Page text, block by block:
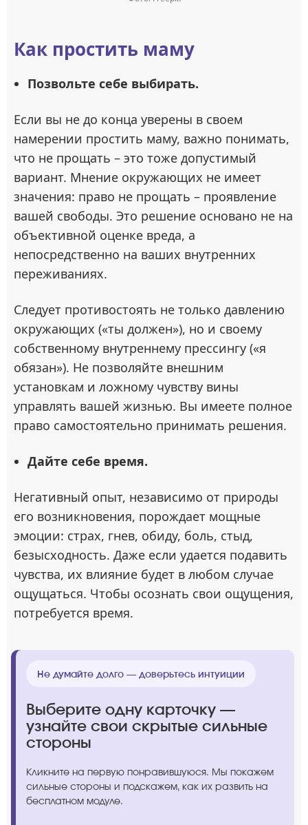
Как простить маму
Позвольте себе выбирать.
Если вы не до конца уверены в своем
намерении простить маму, важно понимать,
что не прощать – это тоже допустимый
вариант. Мнение окружающих не имеет
значения: право не прощать – проявление
вашей свободы. Это решение основано не на
объективной оценке вреда, а
непосредственно на ваших внутренних
переживаниях.
Следует противостоять не только давлению
окружающих («ты должен»), но и своему
собственному внутреннему прессингу («я
обязан»). Не позволяйте внешним
установкам и ложному чувству вины
управлять вашей жизнью. Вы имеете полное
право самостоятельно принимать решения.
Дайте себе время.
Негативный опыт, независимо от природы
его возникновения, порождает мощные
эмоции: страх, гнев, обиду, боль, стыд,
безысходность. Даже если удается подавить
чувства, их влияние будет в любом случае
ощущаться. Чтобы осознать свои ощущения,
потребуется время.
Не думайте долго — доверьтесь интуиции
Выберите одну карточку —
узнайте свои скрытые сильные
стороны
Кликните на первую понравившуюся. Мы покажем
сильные стороны и подскажем, как их развить на
бесплатном модуле.